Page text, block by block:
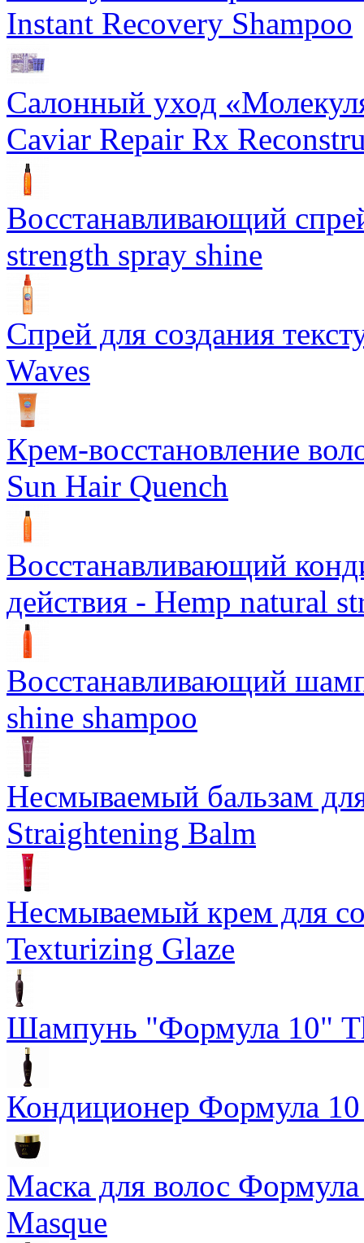
Instant Recovery Shampoo
Салонный уход
Caviar Repair Rx
Восстанавливающий
strength spray shine
Спрей для создания
Waves
Крем-восстановление
Sun Hair Quench
Восстанавливающий
действия - Hemp natural
Восстанавливающий
shine shampoo
Несмываемый бальзам
Straightening Balm
Несмываемый крем для
Texturizing Glaze
Шампунь "Формула 10"
Кондиционер Формула
Маска для волос
Masque